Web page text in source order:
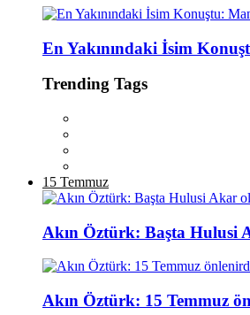
En Yakınındaki İsim
Trending Tags
15 Temmuz
Akın Öztürk: Başta Hulusi
Akın Öztürk: 15 Temmuz